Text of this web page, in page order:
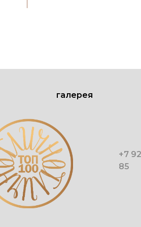
+7
85
галерея